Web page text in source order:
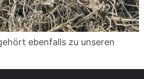
ebenfalls zu unseren